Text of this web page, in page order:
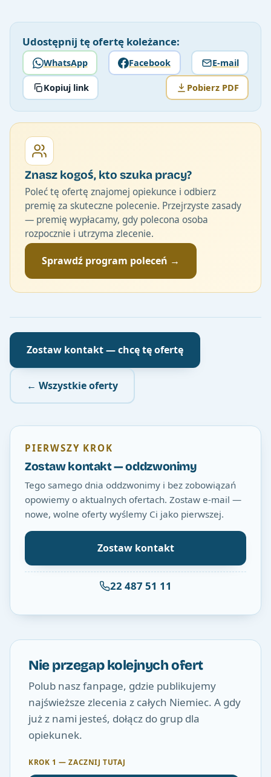
Udostępnij tę ofertę koleżance:
WhatsApp Facebook E-mail
Kopiuj link Pobierz PDF
Znasz kogoś, kto szuka pracy?
Poleć tę ofertę znajomej opiekunce i odbierz
premię za skuteczne polecenie. Przejrzyste zasady
— premię wypłacamy, gdy polecona osoba
rozpocznie i utrzyma zlecenie.
Sprawdź program poleceń →
Zostaw kontakt — chcę tę ofertę
← Wszystkie oferty
PIERWSZY KROK
Zostaw kontakt — oddzwonimy
Tego samego dnia oddzwonimy i bez zobowiązań
opowiemy o aktualnych ofertach. Zostaw e-mail —
nowe, wolne oferty wyślemy Ci jako pierwszej.
Zostaw kontakt
22 487 51 11
Nie przegap kolejnych ofert
Polub nasz fanpage, gdzie publikujemy
najświeższe zlecenia z całych Niemiec. A gdy
już z nami jesteś, dołącz do grup dla
opiekunek.
KROK 1 — ZACZNIJ TUTAJ